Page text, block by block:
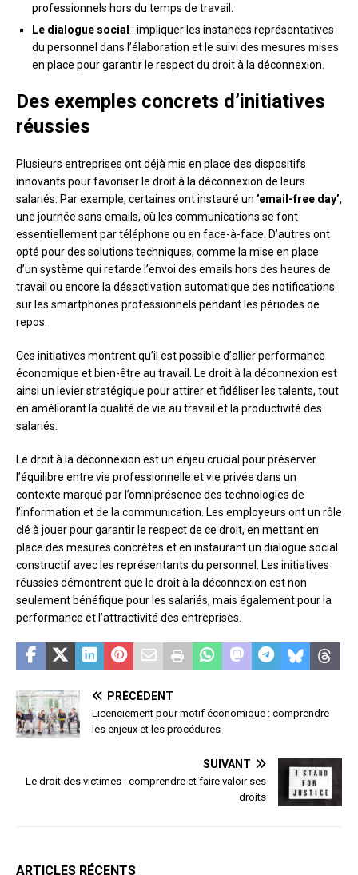
professionnels hors du temps de travail.
Le dialogue social : impliquer les instances représentatives
du personnel dans l’élaboration et le suivi des mesures mises
en place pour garantir le respect du droit à la déconnexion.
Des exemples concrets d’initiatives
réussies
Plusieurs entreprises ont déjà mis en place des dispositifs
innovants pour favoriser le droit à la déconnexion de leurs
salariés. Par exemple, certaines ont instauré un ’email-free day’,
une journée sans emails, où les communications se font
essentiellement par téléphone ou en face-à-face. D’autres ont
opté pour des solutions techniques, comme la mise en place
d’un système qui retarde l’envoi des emails hors des heures de
travail ou encore la désactivation automatique des notifications
sur les smartphones professionnels pendant les périodes de
repos.
Ces initiatives montrent qu’il est possible d’allier performance
économique et bien-être au travail. Le droit à la déconnexion est
ainsi un levier stratégique pour attirer et fidéliser les talents, tout
en améliorant la qualité de vie au travail et la productivité des
salariés.
Le droit à la déconnexion est un enjeu crucial pour préserver
l’équilibre entre vie professionnelle et vie privée dans un
contexte marqué par l’omniprésence des technologies de
l’information et de la communication. Les employeurs ont un rôle
clé à jouer pour garantir le respect de ce droit, en mettant en
place des mesures concrètes et en instaurant un dialogue social
constructif avec les représentants du personnel. Les initiatives
réussies démontrent que le droit à la déconnexion est non
seulement bénéfique pour les salariés, mais également pour la
performance et l’attractivité des entreprises.
PRÉCÉDENT
Licenciement pour motif économique : comprendre
les enjeux et les procédures
SUIVANT
Le droit des victimes : comprendre et faire valoir ses
droits
ARTICLES RÉCENTS